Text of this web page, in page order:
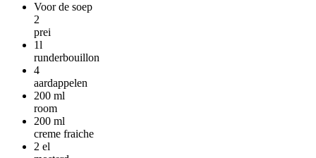
Voor de soep
2
prei
1l
runderbouillon
4
aardappelen
200 ml
room
200 ml
creme fraiche
2 el